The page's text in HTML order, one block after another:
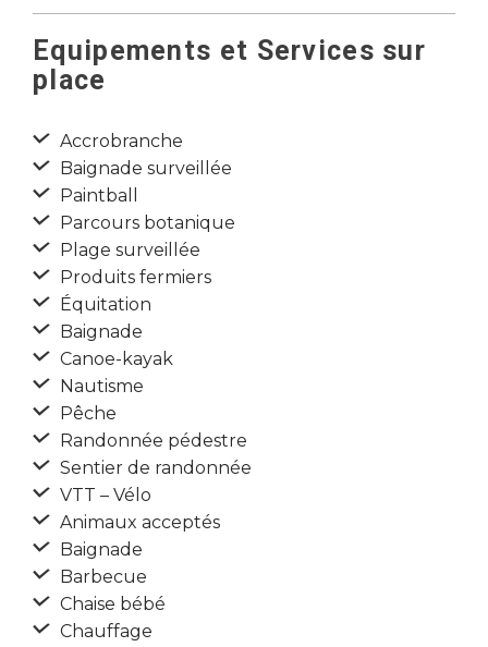
Equipements et Services sur
place
Accrobranche
Baignade surveillée
Paintball
Parcours botanique
Plage surveillée
Produits fermiers
Équitation
Baignade
Canoe-kayak
Nautisme
Pêche
Randonnée pédestre
Sentier de randonnée
VTT – Vélo
Animaux acceptés
Baignade
Barbecue
Chaise bébé
Chauffage